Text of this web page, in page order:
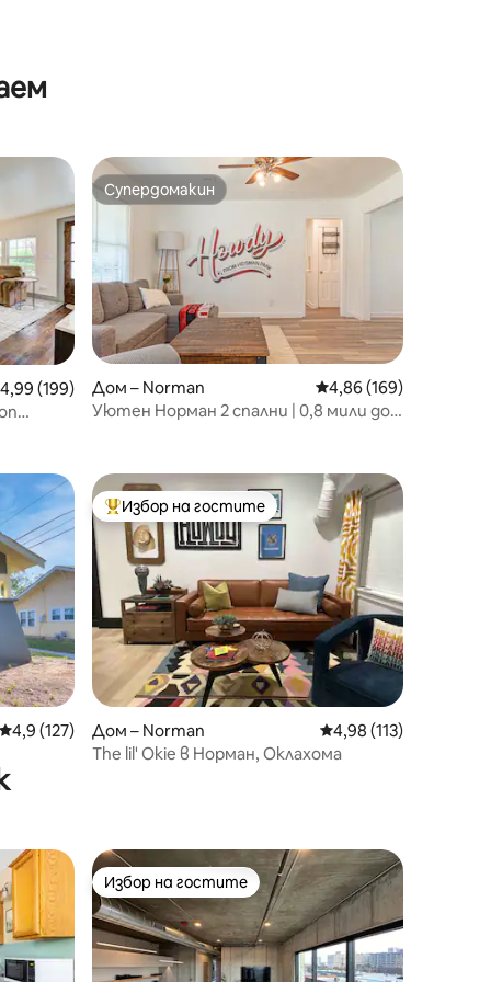
оценка: 4,99 от 5, 199 отзива
4,99 (199)
Супердомакин
Супердомакин
Дом – Norman Средна оценка: 4,86
4,86 (169)
Уютен Норман 2 спални | 0,8 мили до
Средна оценка: 4,9 от 5, 127 отзива
4,9 (127)
Най-популярен избор на гостите
Избор на гостите
Дом – Norman Средна оценка: 4,98
4,98 (113)
The lil' Okie в Норман, Оклахома
Избор на гостите
Избор на гостите